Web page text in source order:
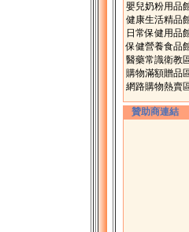
嬰兒奶粉用品
健康生活精品
日常保健用品
保健營養食品
醫藥常識衛教
購物滿額贈品
網路購物熱賣
贊助商連結